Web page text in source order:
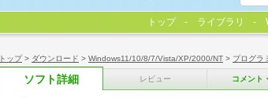
トップ> ダウンロード > Windows11/10/8/7/Vista/XP/2000/NT > プログラ
ソフト詳細 レビュー コメント
トップ ライブラリ